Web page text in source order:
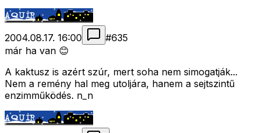
2004.08.17. 16:00 #635
már ha van 😊
A kaktusz is azért szúr, mert soha nem simogatják...
Nem a remény hal meg utoljára, hanem a sejtszintű
enzimműködés. n_n